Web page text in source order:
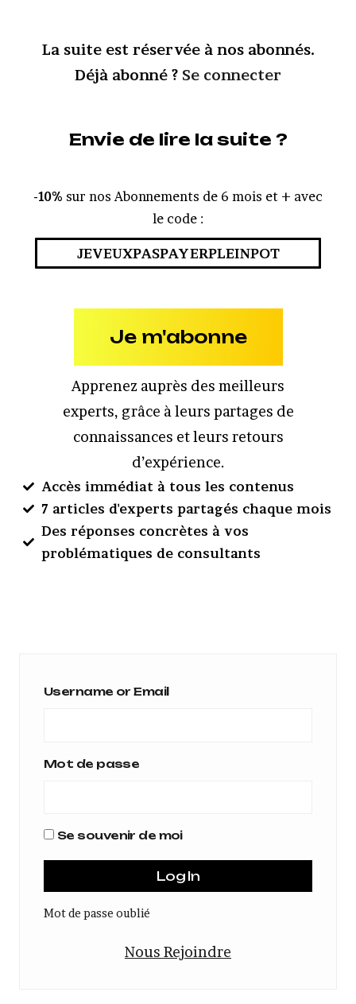
La suite est réservée à nos abonnés.
Déjà abonné ? Se connecter
Envie de lire la suite ?
-10% sur nos Abonnements de 6 mois et + avec
le code :
JEVEUXPASPAYERPLEINPOT
Je m'abonne
Apprenez auprès des meilleurs
experts, grâce à leurs partages de
connaissances et leurs retours
d’expérience.
Accès immédiat à tous les contenus
7 articles d'experts partagés chaque mois
Des réponses concrètes à vos
problématiques de consultants
Username or Email
Mot de passe
Se souvenir de moi
Mot de passe oublié
Nous Rejoindre